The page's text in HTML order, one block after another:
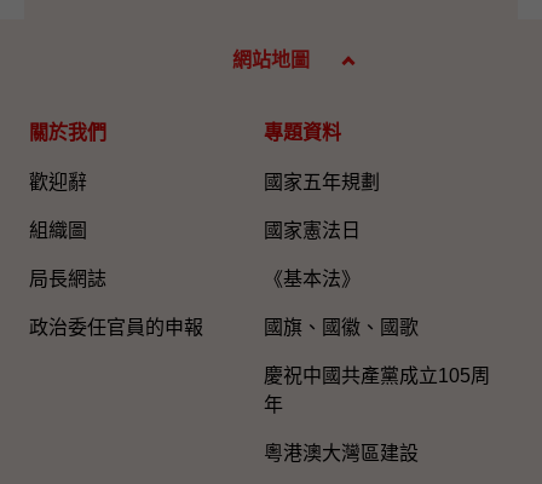
網站地圖
關於我們
歡迎辭
組織圖​
局長網誌
政治委任官員的申報
專題資料
國家五年規劃
國家憲法日
《基本法》
國旗、國徽、國歌
慶祝中國共產黨成立105周
年
粵港澳大灣區建設